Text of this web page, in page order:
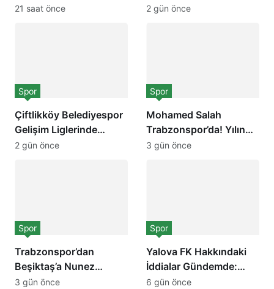
Desteği: “Birlikte Daha
21 saat önce
Turgut Aydın’a Ziyaret!
2 gün önce
Çiftlikköy Belediyespor
Gelişim Liglerinde
Sahne Alıyor
Spor
2 gün önce
Mohamed Salah
Trabzonspor’da! Yılın
Transferi Resmen
Spor
3 gün önce
Trabzonspor’dan
Beşiktaş’a Nunez
Hamlesi! Hedefte
Spor
3 gün önce
Yalova FK Hakkındaki
İddialar Gündemde:
Maaş ve Esnaf
Spor
6 gün önce